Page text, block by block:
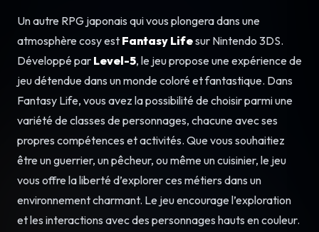
Un autre RPG japonais qui vous plongera dans une
atmosphère cosy est Fantasy Lifesur Nintendo 3DS.
Développé par Level-5, le jeu propose une expérience de
jeu détendue dans un monde coloré et fantastique. Dans
Fantasy Life, vous avez la possibilité de choisir parmi une
variété de classes de personnages, chacune avec ses
propres compétences et activités. Que vous souhaitiez
être un guerrier, un pêcheur, ou même un cuisinier, le jeu
vous offre la liberté d’explorer ces métiers dans un
environnement charmant. Le jeu encourage l’exploration
et les interactions avec des personnages hauts en couleur.